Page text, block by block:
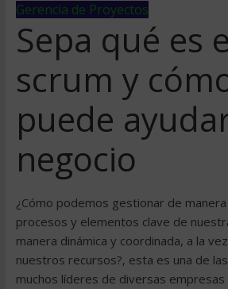
Gerencia de Proyectos
Sepa qué es
scrum y
puede
negocio
¿Cómo podemos gestionar de
procesos y elementos clave de
manera dinámica y coordinada, a la
nuestros recursos?, esta es una de
muchos líderes de diversas empresas